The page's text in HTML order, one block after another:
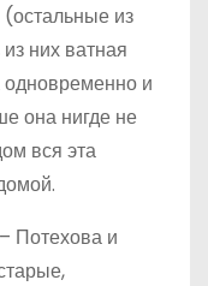
из
них ватная
одновременно и
она нигде не
вся эта
Потехова и